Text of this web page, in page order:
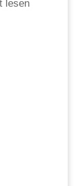
lesen